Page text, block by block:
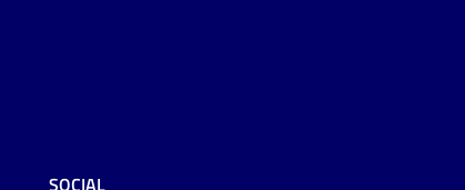
SOCIAL